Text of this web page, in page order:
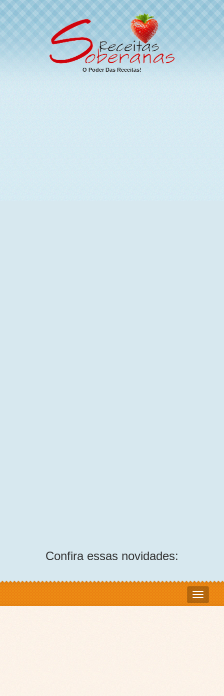
O Poder Das Receitas!
Confira essas novidades: